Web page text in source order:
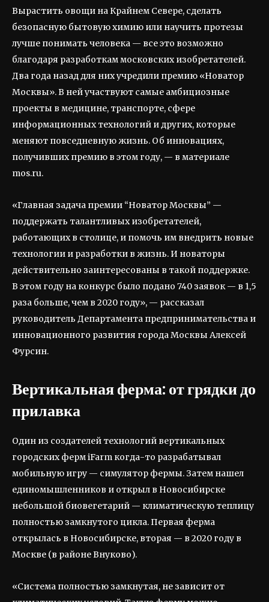
Вырастить овощи на Крайнем Севере, сделать
безопасную бытовую химию или научить протезы
лучше понимать человека — все это возможно
благодаря разработкам московских изобретателей.
Два года назад для них учредили премию «Новатор
Москвы». В ней участвуют самые амбициозные
проекты в медицине, транспорте, сфере
информационных технологий и других, которые
меняют повседневную жизнь. Об инновациях,
получивших премию в этом году, — в материале
mos.ru.
«Главная задача премии “Новатор Москвы” —
поддержать талантливых изобретателей,
работающих в столице, и помочь им внедрить новые
технологии и разработки в жизнь. И новаторы
действительно заинтересованы в такой поддержке.
В этом году на конкурс было подано 740 заявок — в 1,5
раза больше, чем в 2020 году», — рассказал
руководитель Департамента предпринимательства и
инновационного развития города Москвы Алексей
Фурсин.
Вертикальная ферма: от грядки до
прилавка
Один из создателей технологий вертикальных
городских ферм iFarm когда-то разрабатывал
мобильную игру — симулятор фермы. Затем нашел
единомышленников и открыл в Новосибирске
небольшой биовегетарий — климатическую теплицу
полностью замкнутого цикла. Первая ферма
открылась в Новосибирске, вторая — в 2020 году в
Москве (в районе Внуково).
«Система полностью замкнутая, не зависит от